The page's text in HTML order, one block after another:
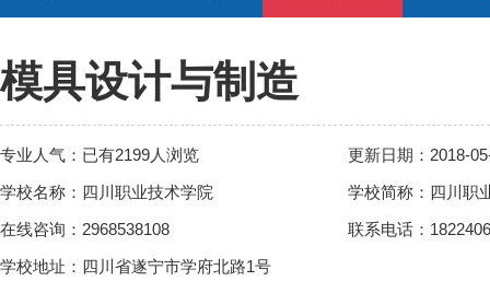
模具设计与制造
专业人气：已有2199人浏览
更新日期：2018-
学校名称：四川职业技术学院
学校简称：四川职
在线咨询：2968538108
联系电话：
学校地址：四川省遂宁市学府北路1号